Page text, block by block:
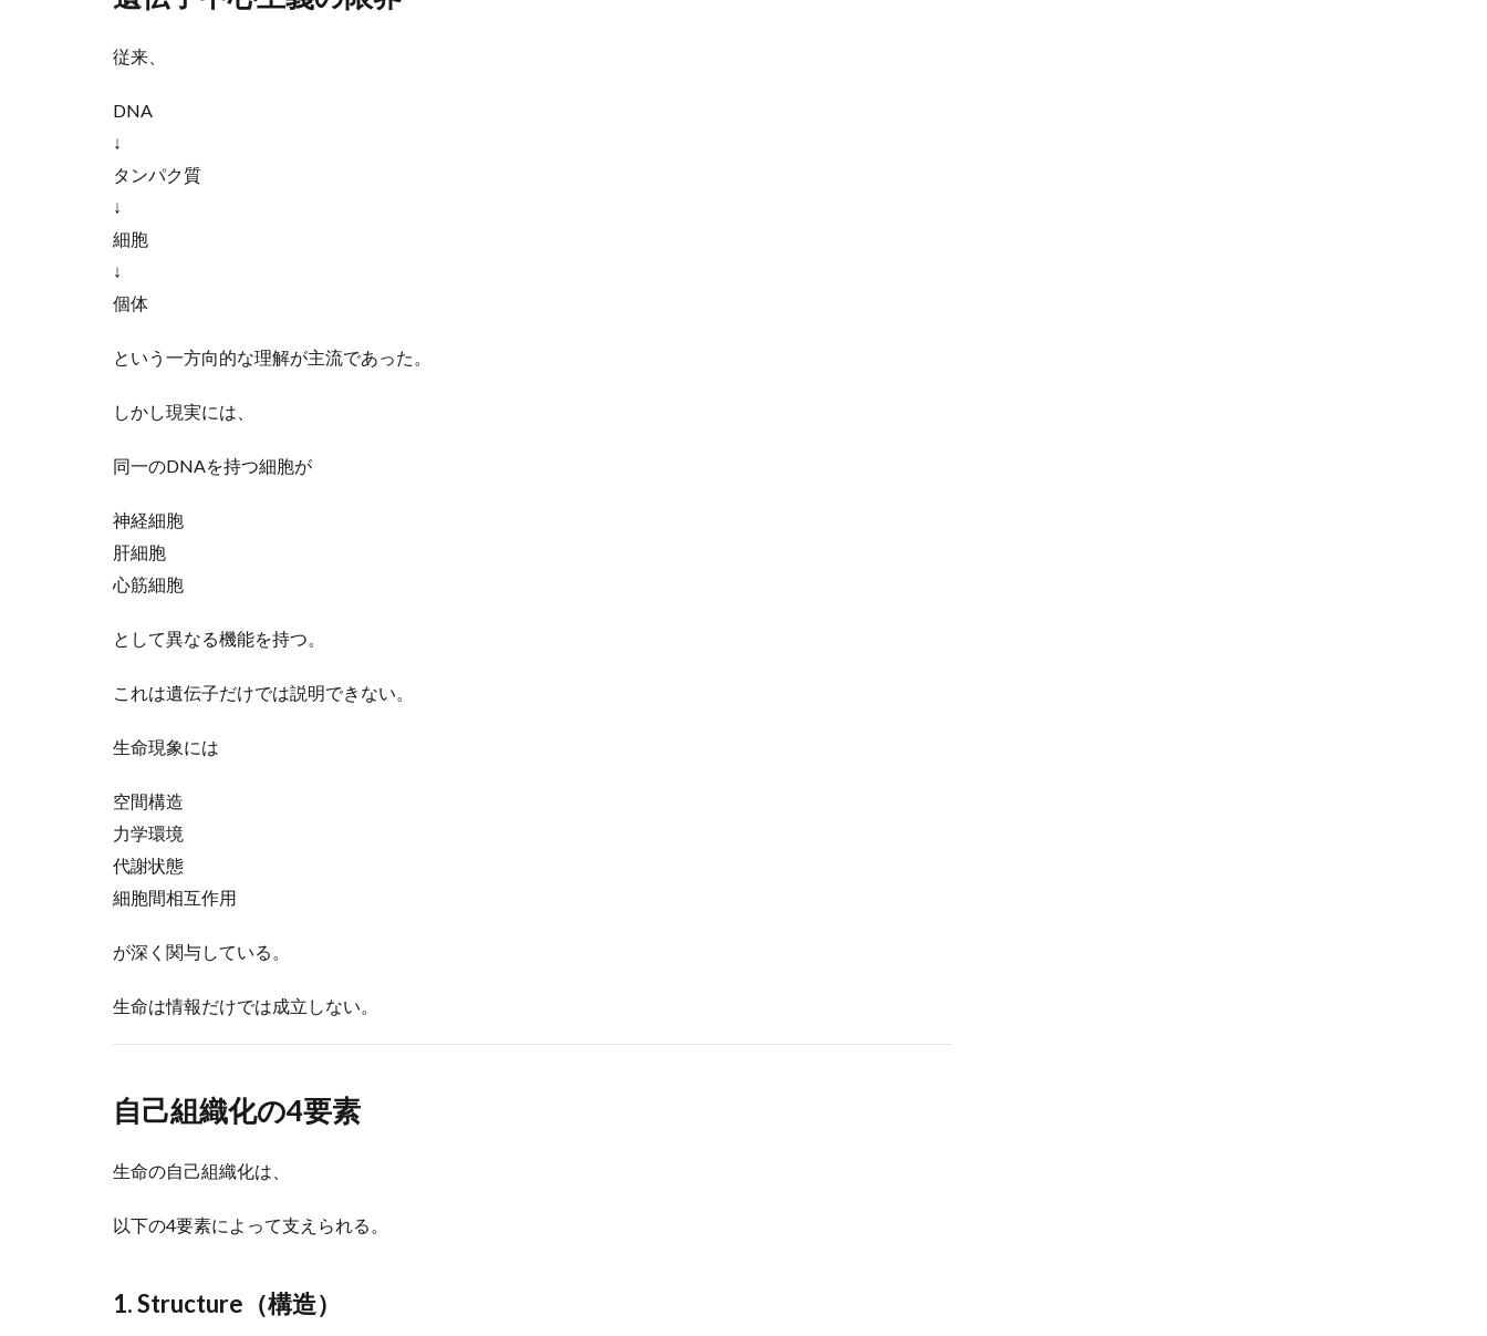
従来、
DNA
↓
タンパク質
↓
細胞
↓
個体
という一方向的な理解が主流であった。
しかし現実には、
同一のDNAを持つ細胞が
神経細胞
肝細胞
心筋細胞
として異なる機能を持つ。
これは遺伝子だけでは説明できない。
生命現象には
空間構造
力学環境
代謝状態
細胞間相互作用
が深く関与している。
生命は情報だけでは成立しない。
自己組織化の4要素
生命の自己組織化は、
以下の4要素によって支えられる。
1. Structure（構造）